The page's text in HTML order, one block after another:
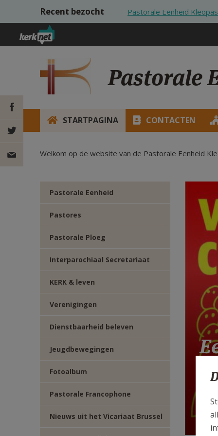
Overslaan en naar de inhoud gaan
Recent bezocht Pastorale Eenheid Kleopas
Pastorale
STARTPAGINA CONTACTEN
Welkom op de website van de Pastorale Eenheid
DEEL OP
FACEBOOK
DEEL OP
Pastorale Eenheid
Pastores
Pastorale Ploeg
Interparochiaal Secretariaat
KERK & leven
Verenigingen
Dienstbaarheid beleven
Jeugdbewegingen
Fotoalbum
Pastorale Francophone
Nieuws uit het Vicariaat Brussel